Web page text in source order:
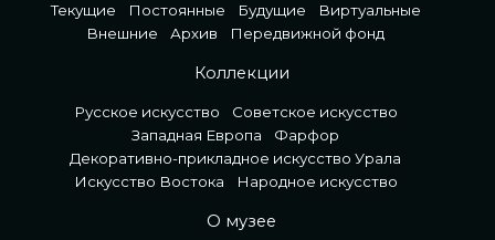
Текущие Постоянные Будущие
Виртуальные
Внешние
Архив Передвижной фонд
Коллекции
Русское искусство
Советское искусство
Западная Европа
Фарфор
Декоративно-прикладное искусство Урала
Искусство Востока
Народное искусство
О музее